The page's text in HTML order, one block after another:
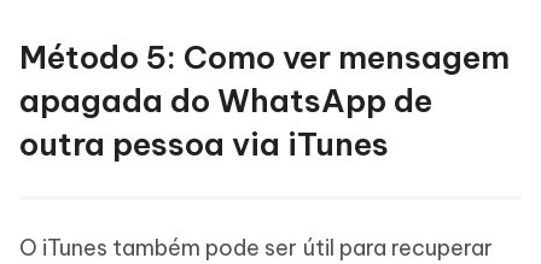
Método 5: Como ver mensagem
apagada do WhatsApp de
outra pessoa via iTunes
O iTunes também pode ser útil para recuperar